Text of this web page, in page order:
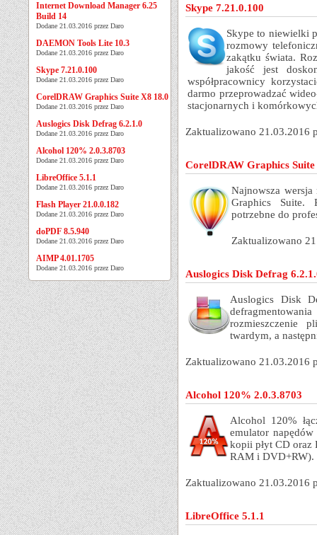
Internet Download Manager 6.25
Build 14
Dodane 21.03.2016 przez Daro
DAEMON Tools Lite 10.3
Dodane 21.03.2016 przez Daro
Skype 7.21.0.100
Dodane 21.03.2016 przez Daro
CorelDRAW Graphics Suite X8 18.0
Dodane 21.03.2016 przez Daro
Auslogics Disk Defrag 6.2.1.0
Dodane 21.03.2016 przez Daro
Alcohol 120% 2.0.3.8703
Dodane 21.03.2016 przez Daro
LibreOffice 5.1.1
Dodane 21.03.2016 przez Daro
Flash Player 21.0.0.182
Dodane 21.03.2016 przez Daro
doPDF 8.5.940
Dodane 21.03.2016 przez Daro
AIMP 4.01.1705
Dodane 21.03.2016 przez Daro
Skype 7.21.0.100
Skype to niewielki
rozmowy
zakątku świata.
jakość jest
współpracownicy
darmo przeprowadzać
stacjonarnych i
Zaktualizowano 21.03.2016
CorelDRAW Graphics
Najnowsza
Graphics Suite.
potrzebne do
Zaktualizowano
Auslogics Disk Defrag
Auslogics Disk
rozmieszczenie
twardym, a
Zaktualizowano 21.03.2016
Alcohol 120% 2.0.3.8703
Alcohol 120%
emulator
kopii płyt CD
RAM i DVD+RW).
Zaktualizowano 21.03.2016
LibreOffice 5.1.1